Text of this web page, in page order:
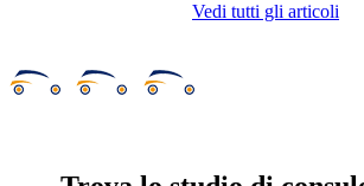
Vedi tutti gli articoli